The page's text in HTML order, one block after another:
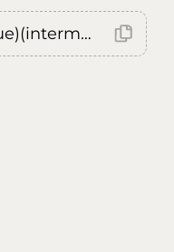
Error: (intermediate value)(intermediate value)(intermediate value).replaceAll is not a function